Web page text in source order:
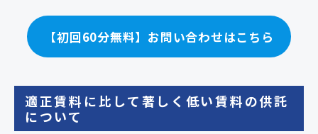
【初回60分無料】お問い合わせはこちら
適正賃料に比して著しく低い賃料の供託
について